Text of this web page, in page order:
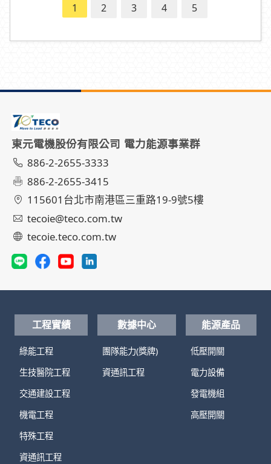
1 2 3 4 5
東元電機股份有限公司 電力能源事業群
886-2-2655-3333
886-2-2655-3415
115601台北市南港區三重路19-9號5樓
tecoie@teco.com.tw
tecoie.teco.com.tw
工程實績
綠能工程
生技醫院工程
交通建設工程
機電工程
特殊工程
資通訊工程
數據中心
團隊能力(獎牌)
資通訊工程
能源產品
低壓開關
電力設備
發電機組
高壓開關